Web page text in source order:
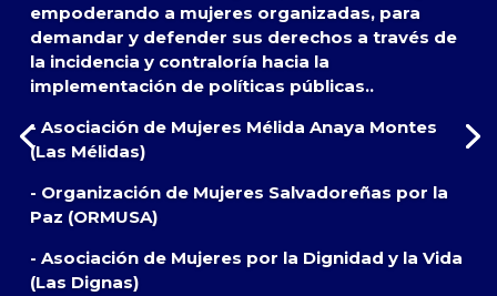
empoderando a mujeres organizadas, para
demandar y defender sus derechos a través de
la incidencia y contraloría hacia la
implementación de políticas públicas..
- Asociación de Mujeres Mélida Anaya Montes
(Las Mélidas)
- Organización de Mujeres Salvadoreñas por la
Paz (ORMUSA)
- Asociación de Mujeres por la Dignidad y la Vida
(Las Dignas)